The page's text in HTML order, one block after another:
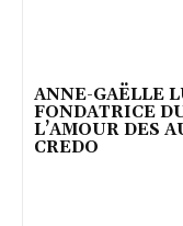
ANNE-GAËLLE
FONDATRICE
L’AMOUR DES
CREDO